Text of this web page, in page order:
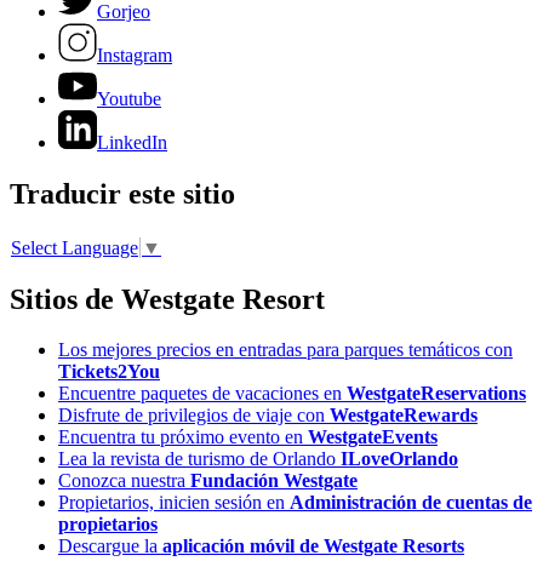
Gorjeo
Instagram
Youtube
LinkedIn
Traducir este sitio
Select Language ▼
Sitios de Westgate Resort
Los mejores precios en entradas para parques temáticos con
Tickets2You
Encuentre paquetes de vacaciones en WestgateReservations
Disfrute de privilegios de viaje con WestgateRewards
Encuentra tu próximo evento en WestgateEvents
Lea la revista de turismo de Orlando ILoveOrlando
Conozca nuestra Fundación Westgate
Propietarios, inicien sesión en Administración de cuentas de
propietarios
Descargue la aplicación móvil de Westgate Resorts